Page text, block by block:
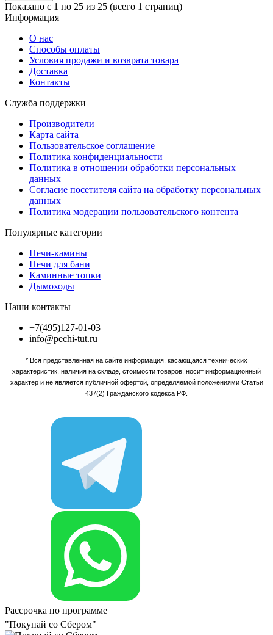
Показано с 1 по 25 из 25 (всего 1 страниц)
Информация
О нас
Способы оплаты
Условия продажи и возврата товара
Доставка
Контакты
Служба поддержки
Производители
Карта сайта
Пользовательское соглашение
Политика конфиденциальности
Политика в отношении обработки персональных
данных
Согласие посетителя сайта на обработку персональных
данных
Политика модерации пользовательского контента
Популярные категории
Печи-камины
Печи для бани
Каминные топки
Дымоходы
Наши контакты
+7(495)127-01-03
info@pechi-tut.ru
* Вся представленная на сайте информация, касающаяся технических
характеристик, наличия на складе, стоимости товаров, носит информационный
характер и не является публичной офертой, определяемой положениями Статьи
437(2) Гражданского кодекса РФ.
Рассрочка по программе
"Покупай со Сбером"